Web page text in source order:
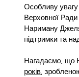
Особливу
Верховної
Нариману
підтримки та
Нагадаємо, що
років,